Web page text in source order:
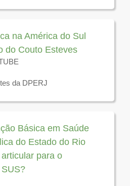
até 31 de dezembro de
na América do Sul
do Couto Esteves
da DPERJ
até 31 de dezembro de
Básica em Saúde
do Estado do Rio
para o